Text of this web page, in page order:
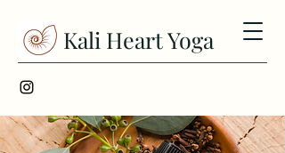
Kali Heart Yoga